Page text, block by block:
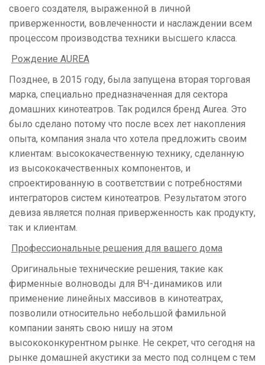
своего создателя, выраженной в личной
приверженности, вовлеченности и наслаждении всем
процессом производства техники высшего класса.
Рождение AUREA
Позднее, в 2015 году, была запущена вторая торговая
марка, специально предназначенная для сектора
домашних кинотеатров. Так родился бренд Aurea. Это
было сделано потому что после всех лет накопления
опыта, компания знала что хотела предложить своим
клиентам: высококачественную технику, сделанную
из высококачественных компонентов, и
спроектированную в соответствии с потребностями
интеграторов систем кинотеатров. Результатом этого
девиза является полная приверженность как продукту,
так и клиентам.
Профессиональные решения для вашего дома
Оригинальные технические решения, такие как
фирменные волноводы для ВЧ-динамиков или
применение линейных массивов в кинотеатрах,
позволили относительно небольшой фамильной
компании занять свою нишу на этом
высококонкурентном рынке. Не секрет, что сегодня на
рынке домашней акустики за место под солнцем с тем